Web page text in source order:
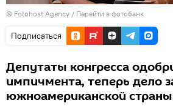
© Fotohost Agency / Перейти в фотобанк
Подписаться
Депутаты конгресса
импичмента, теперь дело
южноамериканской